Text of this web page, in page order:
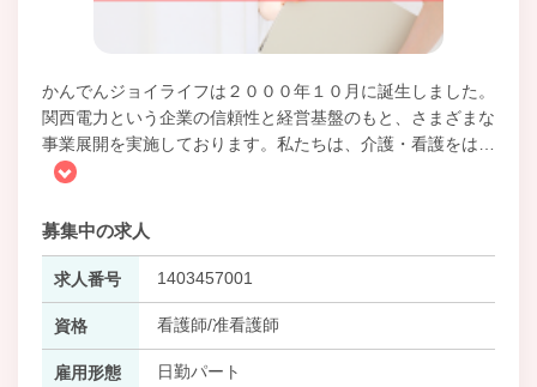
かんでんジョイライフは２０００年１０月に誕生しました。
関西電力という企業の信頼性と経営基盤のもと、さまざまな
事業展開を実施しております。私たちは、介護・看護をは
募集中の求人
求人番号 1403457001
資格 看護師/准看護師
雇用形態 日勤パート